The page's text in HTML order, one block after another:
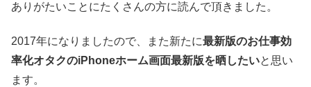
ありがたいことにたくさんの方に読んで頂きました。
2017年になりましたので、また新たに最新版のお仕事効
率化オタクのiPhoneホーム画面最新版を晒したいと思い
ます。